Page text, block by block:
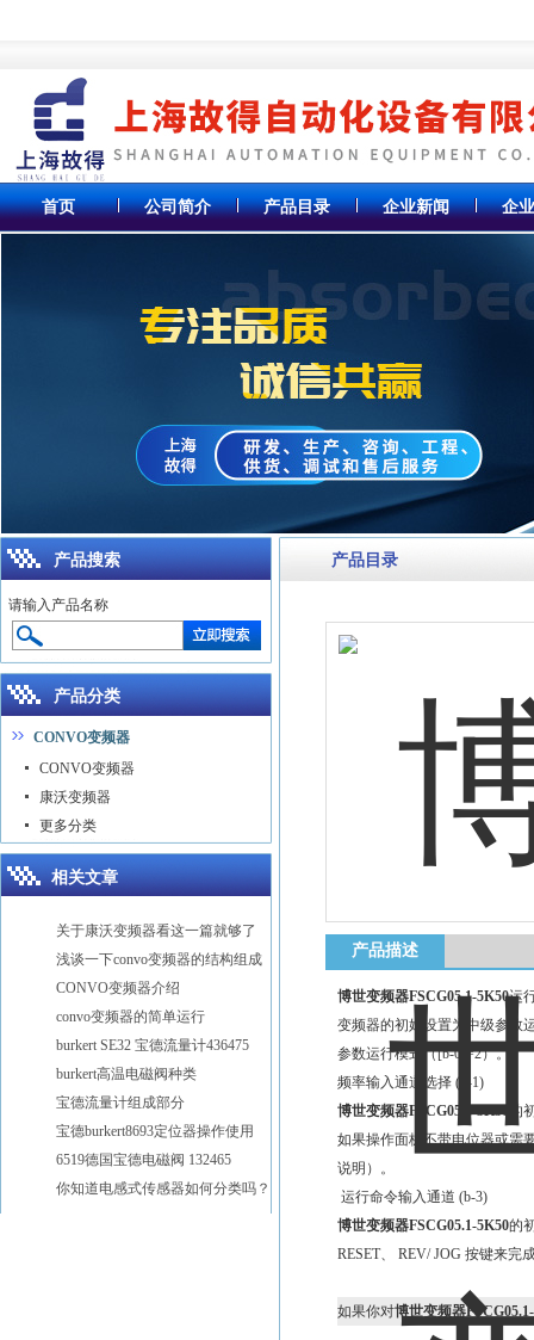
首页 公司简介 产品目录 企业新闻 企
产品目录
产品描述
博世变频器FSCG05.1-5K50运
变频器的初始设置为中级参数
参数运行模式（[b-0]=2）。
频率输入通道选择 (b-1)
博世变频器FSCG05.1-5K50
的
如果操作面板不带电位器或需
说明）。
运行命令输入通道 (b-3)
博世变频器FSCG05.1-5K50的
RESET、 REV/ JOG 按键来
如果你对博世变频器
产品搜索
请输入产品名称
产品分类
CONVO变频器
CONVO变频器
康沃变频器
更多分类
相关文章
关于康沃变频器看这一篇就够了
浅谈一下convo变频器的结构组成
CONVO变频器介绍
convo变频器的简单运行
burkert SE32 宝德流量计436475
burkert高温电磁阀种类
宝德流量计组成部分
宝德burkert8693定位器操作使用
6519德国宝德电磁阀 132465
你知道电感式传感器如何分类吗？